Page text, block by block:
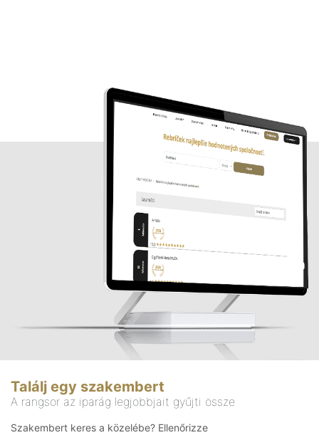
Találj egy szakembert
A rangsor az iparág legjobbjait gyűjti össze
Szakembert keres a közelébe? Ellenőrizze